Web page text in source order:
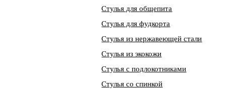
Стулья для общепита
Стулья для фудкорта
Стулья из нержавеющей стали
Стулья из экокожи
Стулья с подлокотниками
Стулья со спинкой